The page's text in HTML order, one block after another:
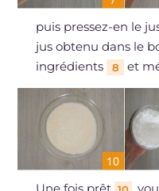
puis pressez-en le
jus obtenu dans le
ingrédients
8 et